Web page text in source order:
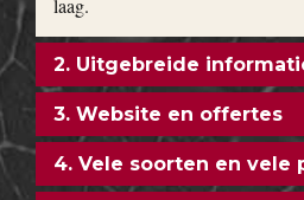
laag.
2. Uitgebreide
3. Website en offertes
4. Vele soorten en vele